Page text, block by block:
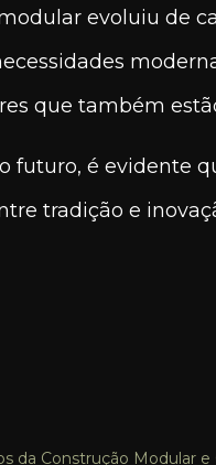
evoluiu de
que também
futuro, é evidente
tradição e